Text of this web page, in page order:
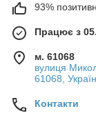
93%
Працює з
м. 61068
вулиця
61068,
Контакти